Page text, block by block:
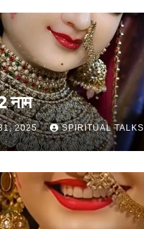
नाम
2025 SPIRITUAL TALKS